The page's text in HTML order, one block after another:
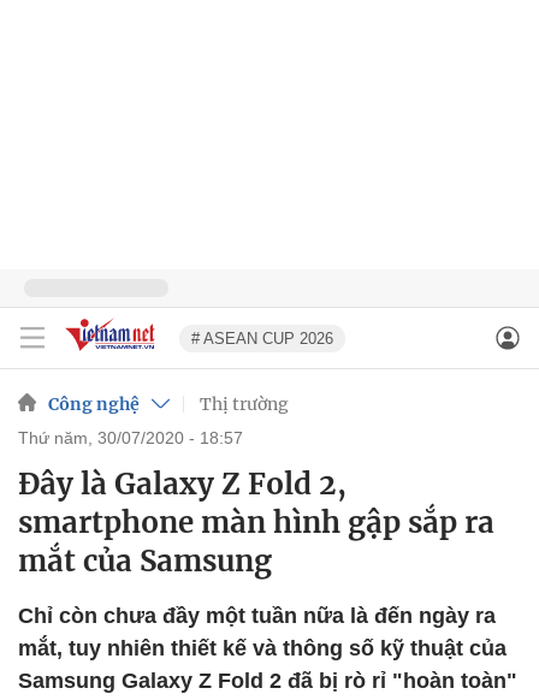
# ASEAN CUP 2026
Công nghệ Thị trường
thứ năm, 30/07/2020 - 18:57
Đây là Galaxy Z Fold 2,
smartphone màn hình gập sắp ra
mắt của Samsung
Chỉ còn chưa đầy một tuần nữa là đến ngày ra
mắt, tuy nhiên thiết kế và thông số kỹ thuật của
Samsung Galaxy Z Fold 2 đã bị rò rỉ "hoàn toàn"